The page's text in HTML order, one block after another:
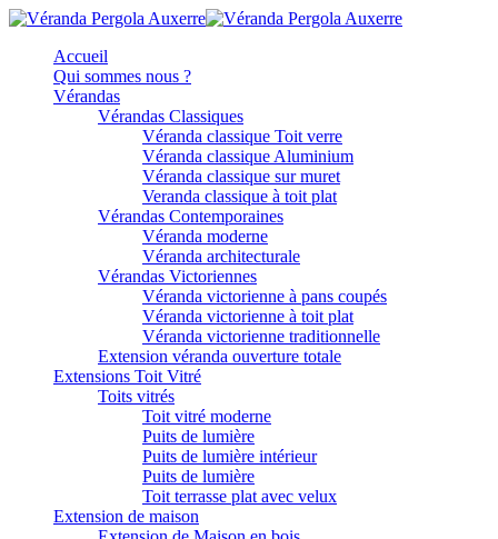
Accueil
Qui sommes nous ?
Vérandas
Vérandas Classiques
Véranda classique Toit verre
Véranda classique Aluminium
Véranda classique sur muret
Veranda classique à toit plat
Vérandas Contemporaines
Véranda moderne
Véranda architecturale
Vérandas Victoriennes
Véranda victorienne à pans coupés
Véranda victorienne à toit plat
Véranda victorienne traditionnelle
Extension véranda ouverture totale
Extensions Toit Vitré
Toits vitrés
Toit vitré moderne
Puits de lumière
Puits de lumière intérieur
Puits de lumière
Toit terrasse plat avec velux
Extension de maison